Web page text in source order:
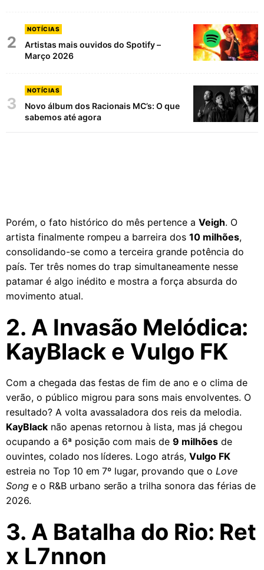
2
NOTÍCIAS
Artistas mais ouvidos do Spotify –
Março 2026
3
NOTÍCIAS
Novo álbum dos Racionais MC’s: O que
sabemos até agora
Porém, o fato histórico do mês pertence a Veigh. O
artista finalmente rompeu a barreira dos 10 milhões,
consolidando-se como a terceira grande potência do
país. Ter três nomes do trap simultaneamente nesse
patamar é algo inédito e mostra a força absurda do
movimento atual.
2. A Invasão Melódica:
KayBlack e Vulgo FK
Com a chegada das festas de fim de ano e o clima de
verão, o público migrou para sons mais envolventes. O
resultado? A volta avassaladora dos reis da melodia.
KayBlacknão apenas retornou à lista, mas já chegou
ocupando a 6ª posição com mais de9 milhõesde
ouvintes, colado nos líderes. Logo atrás, Vulgo FK
estreia no Top 10 em 7º lugar, provando que o Love
Songe o R&B urbano serão a trilha sonora das férias de
2026.
3. A Batalha do Rio: Ret
x L7nnon